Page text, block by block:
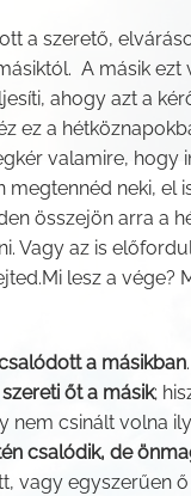
a szerető,
A másik ezt
ahogy azt a
ez a
valamire, hogy
megtennéd neki, el
összejön arra a
Vagy az is
lesz a vége?
a másikban.
őt a másik;
nem csinált volna
csalódik, de
vagy egyszerűen